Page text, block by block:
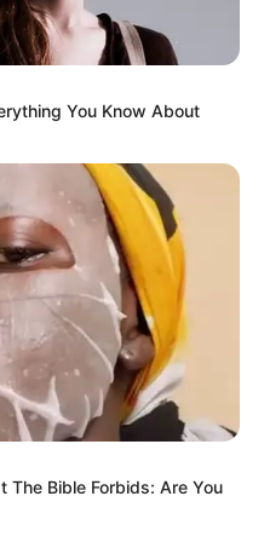
tirages vous
Et plus
aurez de chance
Néanmoins et
You Know About
The Bible Forbids: Are You